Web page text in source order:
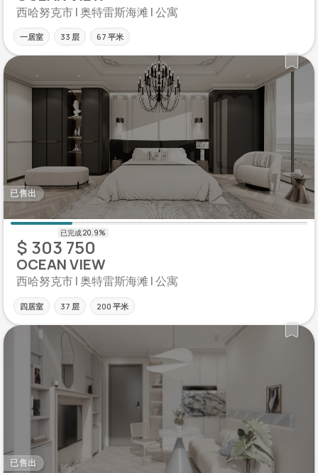
西哈努克市 | 奥特雷斯海滩 | 公寓
一居室 33 层 67 平米
已售出
$ 303 750
OCEAN VIEW
西哈努克市 | 奥特雷斯海滩 | 公寓
四居室 37 层 200 平米
已售出